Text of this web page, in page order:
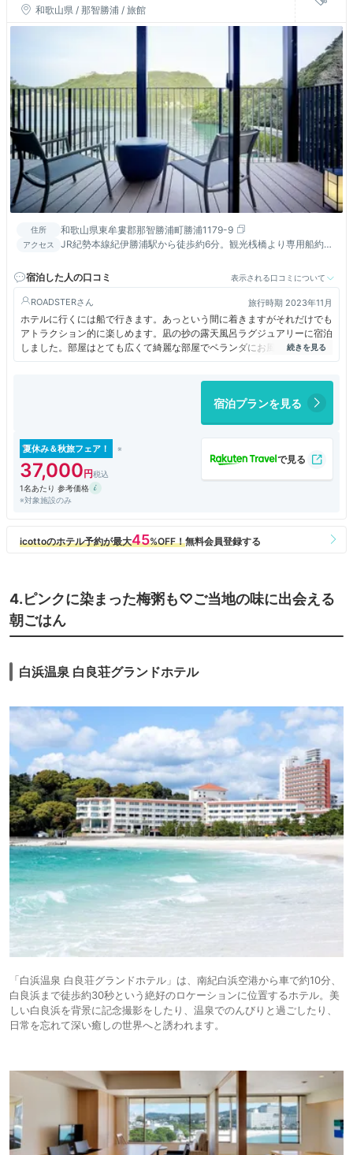
和歌山県 / 那智勝浦 / 旅館
住所 和歌山県東牟婁郡那智勝浦町勝浦1179-9
アクセス
JR紀勢本線紀伊勝浦駅から徒歩約6分。観光桟橋より専用船約5
宿泊した人の口コミ
表示される口コミについて
ROADSTER 旅行時期 2023年11月
ホテルに行くには船で行きます。あっという間に着きますがそれだけでも
アトラクション的に楽しめます。凪の抄の露天風呂ラグジュアリーに宿泊
しました。部屋はとても広くて綺麗な部屋でベランダにお風呂が付いてい
ます。でもここはやっぱり海のところの大浴場の露天風呂が最高です。感
宿泊プランを見る
夏休み＆秋旅フェア！
37,000
1名あたり 参考価格
※対象施設のみ
4.ピンクに染まった梅粥も♡ご当地の味に出会える
朝ごはん
白浜温泉 白良荘グランドホテル
「白浜温泉 白良荘グランドホテル」は、南紀白浜空港から車で約10分、
白良浜まで徒歩約30秒という絶好のロケーションに位置するホテル。美
しい白良浜を背景に記念撮影をしたり、温泉でのんびりと過ごしたり、
日常を忘れて深い癒しの世界へと誘われます。